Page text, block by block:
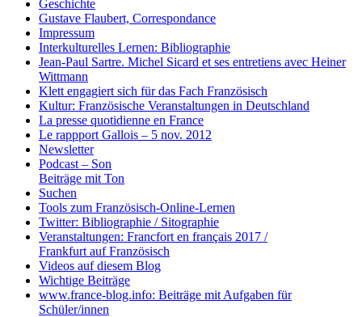
Geschichte
Gustave Flaubert, Correspondance
Impressum
Interkulturelles Lernen: Bibliographie
Jean-Paul Sartre. Michel Sicard et ses entretiens avec Heiner
Wittmann
Klett engagiert sich für das Fach Französisch
Kultur: Französische Veranstaltungen in Deutschland
La presse quotidienne en France
Le rappport Gallois – 5 nov. 2012
Newsletter
Podcast – Son
Beiträge mit Ton
Suchen
Tools zum Französisch-Online-Lernen
Twitter: Bibliographie / Sitographie
Veranstaltungen: Francfort en français 2017 /
Frankfurt auf Französisch
Videos auf diesem Blog
Wichtige Beiträge
www.france-blog.info: Beiträge mit Aufgaben für
Schüler/innen